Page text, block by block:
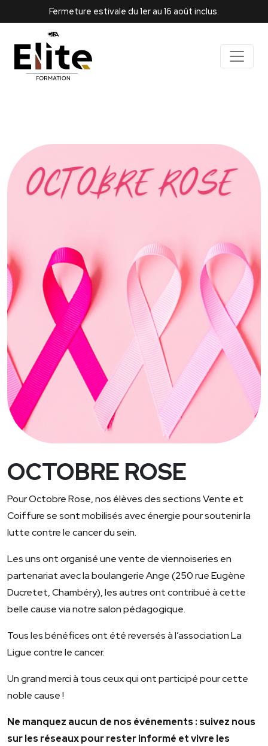
Fermeture estivale du 1er au 16 août inclus.
OCTOBRE ROSE
Pour Octobre Rose, nos élèves des sections Vente et
Coiffure se sont mobilisés avec énergie pour soutenir la
lutte contre le cancer du sein.
Les uns ont organisé une vente de viennoiseries en
partenariat avec la boulangerie Ange (250 rue Eugène
Ducretet, Chambéry), les autres ont contribué à cette
belle cause via notre salon pédagogique.
Tous les bénéfices ont été reversés à l’association La
Ligue contre le cancer.
Un grand merci à tous ceux qui ont participé pour cette
noble cause !
Ne manquez aucun de nos événements : suivez nous
sur les réseaux pour rester informé et vivre les